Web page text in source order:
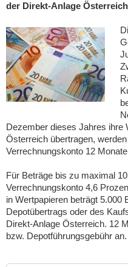
der Direkt-Anlage
Dezember dieses Jahres ihre
Österreich übertragen,
Verrechnungskonto 12
Für Beträge bis zu maximal
Verrechnungskonto 4,6
in Wertpapieren beträgt 5.000
Depotübertrags oder des
Direkt-Anlage Österreich. 12
bzw. Depotführungsgebühr an.